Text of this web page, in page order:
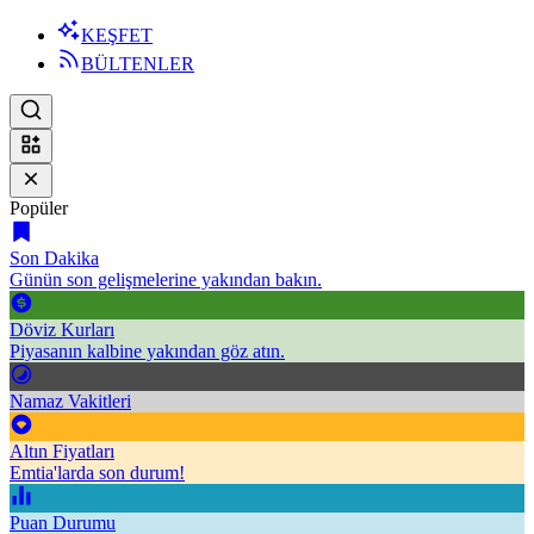
KEŞFET
BÜLTENLER
Popüler
Son Dakika
Günün son gelişmelerine yakından bakın.
Döviz Kurları
Piyasanın kalbine yakından göz atın.
Namaz Vakitleri
Altın Fiyatları
Emtia'larda son durum!
Puan Durumu